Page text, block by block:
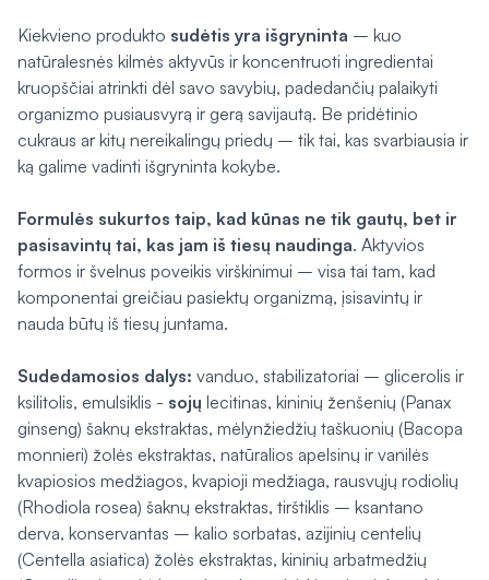
Kiekvieno produkto sudėtis yra išgryninta – kuo
natūralesnės kilmės aktyvūs ir koncentruoti ingredientai
kruopščiai atrinkti dėl savo savybių, padedančių palaikyti
organizmo pusiausvyrą ir gerą savijautą. Be pridėtinio
cukraus ar kitų nereikalingų priedų – tik tai, kas svarbiausia ir
ką galime vadinti išgryninta kokybe.
Formulės sukurtos taip, kad kūnas ne tik gautų, bet ir
pasisavintų tai, kas jam iš tiesų naudinga. Aktyvios
formos ir švelnus poveikis virškinimui – visa tai tam, kad
komponentai greičiau pasiektų organizmą, įsisavintų ir
nauda būtų iš tiesų juntama.
Sudedamosios dalys: vanduo, stabilizatoriai – glicerolis ir
ksilitolis, emulsiklis - sojų lecitinas, kininių ženšenių (Panax
ginseng) šaknų ekstraktas, mėlynžiedžių taškuonių (Bacopa
monnieri) žolės ekstraktas, natūralios apelsinų ir vanilės
kvapiosios medžiagos, kvapioji medžiaga, rausvųjų rodiolių
(Rhodiola rosea) šaknų ekstraktas, tirštiklis – ksantano
derva, konservantas – kalio sorbatas, azijinių centelių
(Centella asiatica) žolės ekstraktas, kininių arbatmedžių